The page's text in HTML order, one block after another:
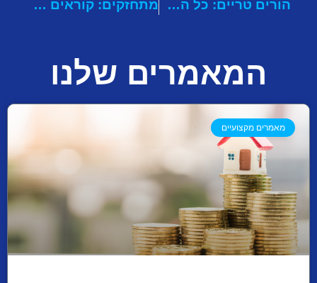
הורים טריים: כל המידע הכי חשוב על תסמונת וויליאמס ממתין לכם באתר "איך גדלת" מתחזקים: קוראים פרקי תהילים יומיים במהלך השבוע
המאמרים שלנו
מאמרים מקצועיים